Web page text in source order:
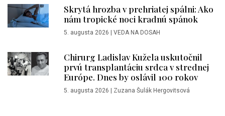
Skrytá hrozba v prehriatej spálni: Ako
nám tropické noci kradnú spánok
5. augusta 2026 VEDA NA DOSAH
Chirurg Ladislav Kužela uskutočnil
prvú transplantáciu srdca v strednej
Európe. Dnes by oslávil 100 rokov
5. augusta 2026 Zuzana Šulák Hergovitsová